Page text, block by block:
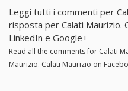
Leggi tutti i commenti per
risposta per Calati Maurizio.
LinkedIn e Google+
Read all the comments for Calati
Maurizio. Calati Maurizio on